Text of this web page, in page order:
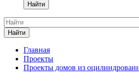
Найти
Найти
Главная
Проекты
Проекты домов из